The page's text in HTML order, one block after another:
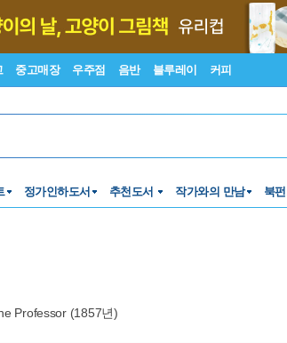
중고매장 우주점 음반 블루레이 커피
정가인하도서 추천도서 작가와의 만남 북
Professor (1857년)